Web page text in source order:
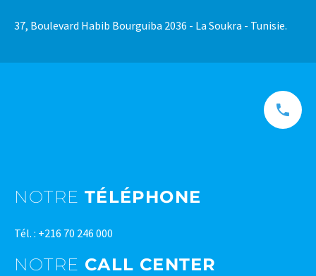
37, Boulevard Habib Bourguiba 2036 - La Soukra - Tunisie.
NOTRE TÉLÉPHONE
Tél. : +216 70 246 000
NOTRE CALL CENTER